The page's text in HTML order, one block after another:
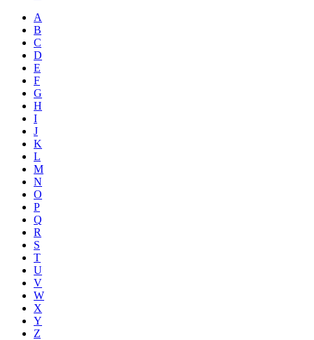
A
B
C
D
E
F
G
H
I
J
K
L
M
N
O
P
Q
R
S
T
U
V
W
X
Y
Z